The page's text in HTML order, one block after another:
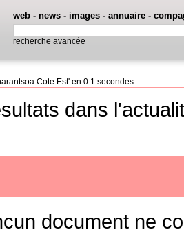
web - news - images - annuaire -
recherche avancée
Cote Est' en 0.1 secondes
dans
document ne